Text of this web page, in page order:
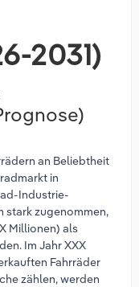
2031)
an Beliebtheit
in
Industrie-
stark zugenommen,
Millionen) als
Im Jahr XXX
Fahrräder
zählen, werden